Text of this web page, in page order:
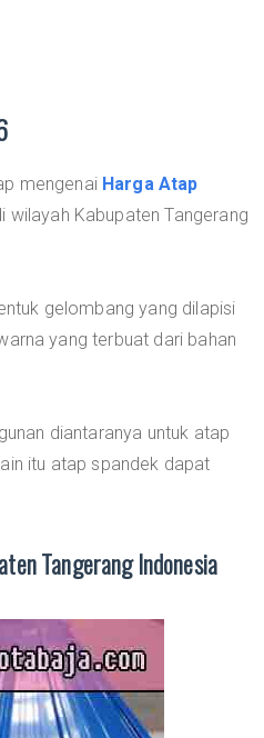
mengenai Harga Atap
Kabupaten Tangerang
gelombang yang dilapisi
yang terbuat dari bahan
diantaranya untuk atap
itu atap spandek dapat
Tangerang Indonesia